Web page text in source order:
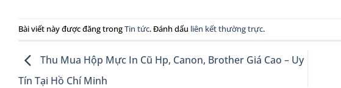
Bài viết này được đăng trongTin tức. Đánh dấu liên kết thường trực.
Thu Mua Hộp Mực In Cũ Hp, Canon, Brother Giá Cao – Uy
Tín Tại Hồ Chí Minh